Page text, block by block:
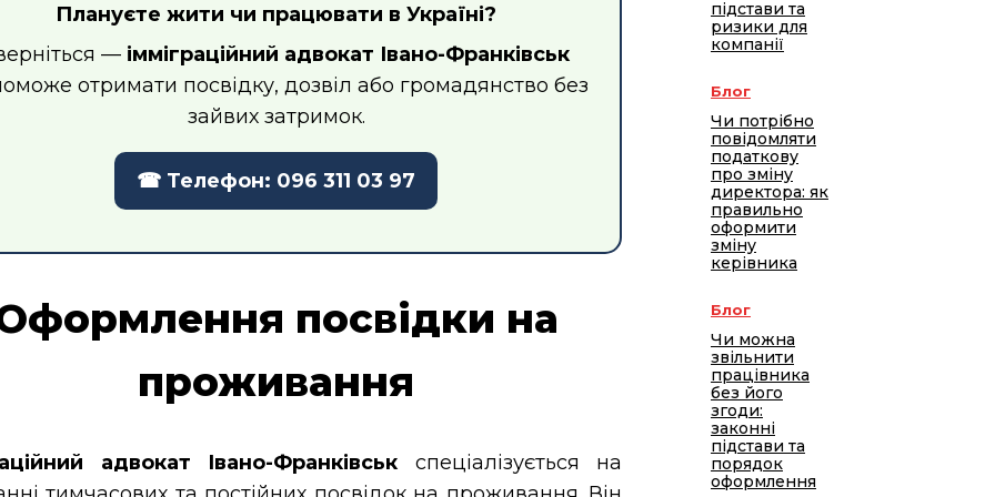
Плануєте жити чи працювати в Україні?
— імміграційний адвокат Івано-Франківськ
отримати посвідку, дозвіл або громадянство без
зайвих затримок.
☎ Телефон: 096 311 03 97
посвідки на
проживання
адвокат Івано-Франківськ спеціалізується на
підстави та
ризики для
компанії
Блог
Чи потрібно
повідомляти
податкову
про зміну
директора: як
правильно
оформити
зміну
керівника
Блог
Чи можна
звільнити
працівника
без його
згоди:
законні
підстави та
порядок
оформлення